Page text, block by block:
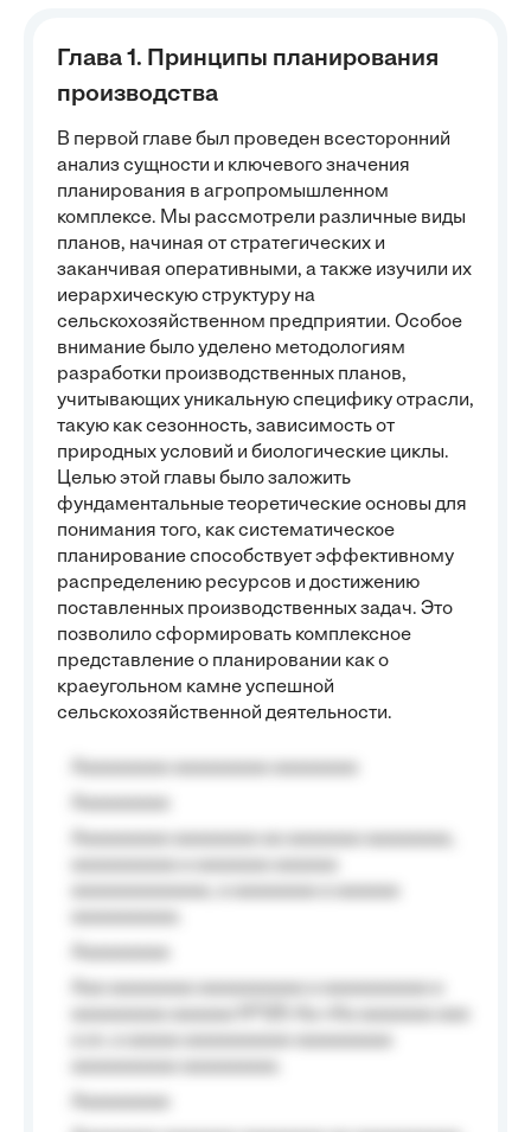
Глава 1. Принципы планирования
производства
В первой главе был проведен всесторонний
анализ сущности и ключевого значения
планирования в агропромышленном
комплексе. Мы рассмотрели различные виды
планов, начиная от стратегических и
заканчивая оперативными, а также изучили их
иерархическую структуру на
сельскохозяйственном предприятии. Особое
внимание было уделено методологиям
разработки производственных планов,
учитывающих уникальную специфику отрасли,
такую как сезонность, зависимость от
природных условий и биологические циклы.
Целью этой главы было заложить
фундаментальные теоретические основы для
понимания того, как систематическое
планирование способствует эффективному
распределению ресурсов и достижению
поставленных производственных задач. Это
позволило сформировать комплексное
представление о планировании как о
краеугольном камне успешной
сельскохозяйственной деятельности.